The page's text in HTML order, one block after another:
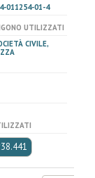
011254-01-4
UTILIZZATI
CIVILE,